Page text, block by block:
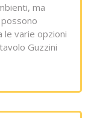
ma
le varie opzioni
Guzzini